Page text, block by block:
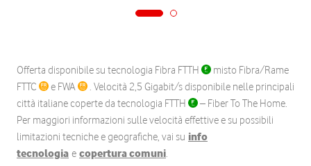
Offerta disponibile su tecnologia Fibra FTTH
misto Fibra/Rame
FTTC
e FWA
. Velocità 2,5 Gigabit/s disponibile nelle principali
città italiane coperte da tecnologia FTTH
– Fiber To The Home.
Per maggiori informazioni sulle velocità effettive e su possibili
limitazioni tecniche e geografiche, vai su info
tecnologia e copertura comuni.